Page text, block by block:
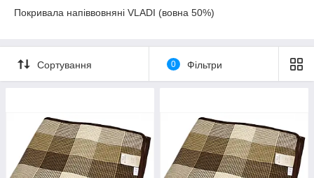
Покривала напіввовняні VLADI (вовна 50%)
Сортування 0 Фільтри